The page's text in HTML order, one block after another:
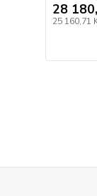
28
25 160,71